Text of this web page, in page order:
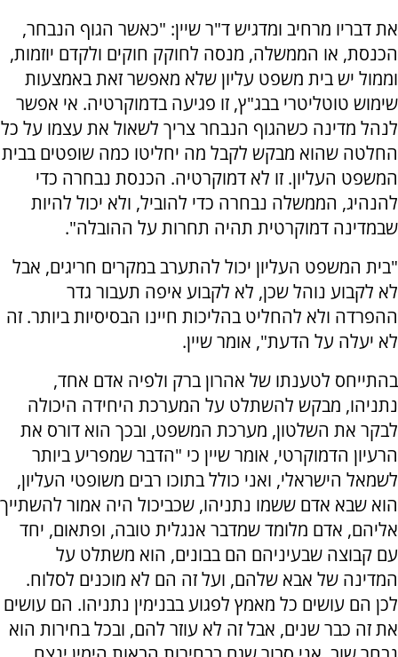
את דבריו מרחיב ומדגיש ד"ר שיין: "כאשר הגוף הנבחר,
הכנסת, או הממשלה, מנסה לחוקק חוקים ולקדם יוזמות,
וממול יש בית משפט עליון שלא מאפשר זאת באמצעות
שימוש טוטליטרי בבג"ץ, זו פגיעה בדמוקרטיה. אי אפשר
לנהל מדינה כשהגוף הנבחר צריך לשאול את עצמו על כל
החלטה שהוא מבקש לקבל מה יחליטו כמה שופטים בבית
המשפט העליון. זו לא דמוקרטיה. הכנסת נבחרה כדי
להנהיג, הממשלה נבחרה כדי להוביל, ולא יכול להיות
שבמדינה דמוקרטית תהיה תחרות על ההובלה".
"בית המשפט העליון יכול להתערב במקרים חריגים, אבל
לא לקבוע נוהל שכן, לא לקבוע איפה תעבור גדר
ההפרדה ולא להחליט בהליכות חיינו הבסיסיות ביותר. זה
לא יעלה על הדעת", אומר שיין.
בהתייחס לטענתו של אהרון ברק ולפיה אדם אחד,
נתניהו, מבקש להשתלט על המערכת היחידה היכולה
לבקר את השלטון, מערכת המשפט, ובכך הוא דורס את
הרעיון הדמוקרטי, אומר שיין כי "הדבר שמפריע ביותר
לשמאל הישראלי, ואני כולל בתוכו רבים משופטי העליון,
הוא שבא אדם ששמו נתניהו, שכביכול היה אמור להשתייך
אליהם, אדם מלומד שמדבר אנגלית טובה, ופתאום, יחד
עם קבוצה שבעיניהם הם בבונים, הוא משתלט על
המדינה של אבא שלהם, ועל זה הם לא מוכנים לסלוח.
לכן הם עושים כל מאמץ לפגוע בבנימין נתניהו. הם עושים
את זה כבר שנים, אבל זה לא עוזר להם, ובכל בחירות הוא